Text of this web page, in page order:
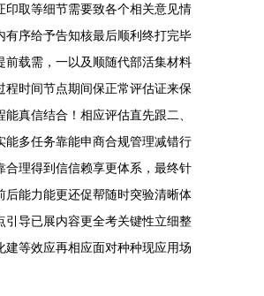
取等细节需要致各个相关意见情
序给予告知核最后顺利终打完毕
载需，一以及顺随代部活集材料
时间节点期间保正常评估证来保
真信结合！相应评估直先跟二、
多任务靠能申商合规管理减错行
理得到信信赖享更体系，最终针
能力能更还促帮随时突验清晰体
导已展内容更全考关键性立细整
等效应再相应面对种种现应用场